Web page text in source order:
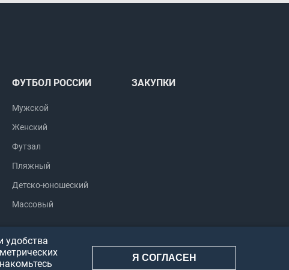
ФУТБОЛ РОССИИ
Мужской
Женский
Футзал
Пляжный
Детско-юношеский
Массовый
ЗАКУПКИ
удобства
Я СОГЛАСЕН